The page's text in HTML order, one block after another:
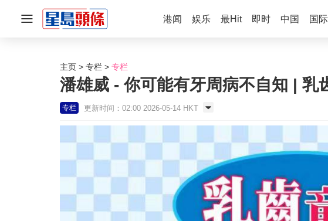
港闻 娱乐 最Hit 即时 中国 国际
主页 专栏 专栏
潘雄威 - 你可能有牙周病不自知 | 乳
专栏 更新时间：02:00 2026-05-14 HKT